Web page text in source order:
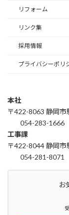
リフォーム
リンク集
採用情報
プライバシーポリ
本社
〒422-8063 静岡市
054-283-1666
工事課
〒422-8044 静岡市
054-281-8071
お